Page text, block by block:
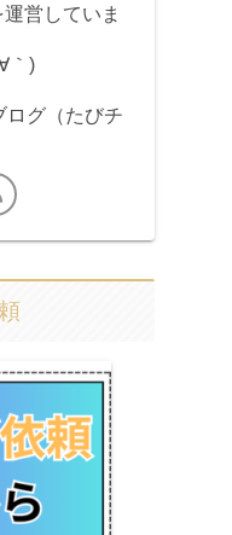
営していま
｀)
ログ（たびチ